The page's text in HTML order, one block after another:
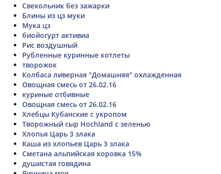
Свекольник без зажарки
Блины из цз муки
Мука цз
биойогурт активиа
Рис воздушный
Рубленные куринные котлеты
творожок
Колбаса ливерная "Домашняя" охлажденная
Овощная смесь от 26.02.16
куриные отбивные
Овощная смесь от 26.02.16
Хлебцы Кубанские с укропом
Творожный сыр Hochland с зеленью
Хлопья Царь 3 злака
Каша из хлопьев Царь 3 злака
Сметана альпийская коровка 15%
душистая говядина